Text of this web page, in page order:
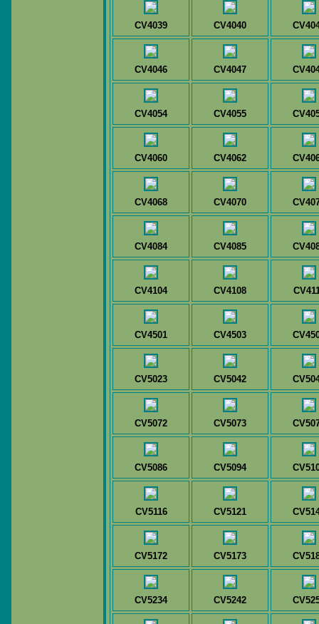
CV4039 CV4040
CV4046 CV4047
CV4054 CV4055
CV4060 CV4062
CV4068 CV4070
CV4084 CV4085
CV4104 CV4108
CV4501 CV4503
CV5023 CV5042
CV5072 CV5073
CV5086 CV5094
CV5116 CV5121
CV5172 CV5173
CV5234 CV5242